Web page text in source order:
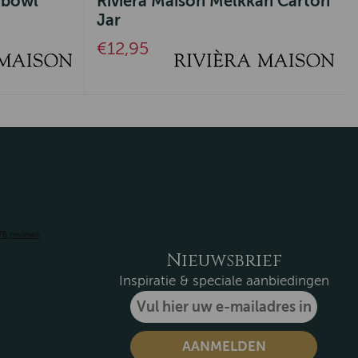
Jar
€12,95
Nieuwsbrief
Inspiratie & speciale aanbiedingen